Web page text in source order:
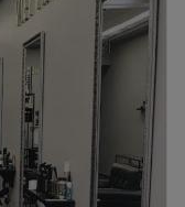
09:00
20:00
09:00
20:00
09:00
20:00
Geschlossen
jemand anders
ist das Ziel
Friseur.